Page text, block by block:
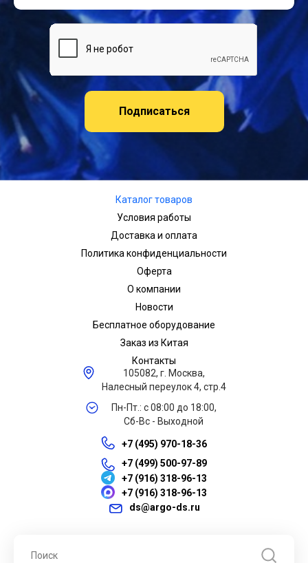
Подписаться
Каталог товаров
Условия работы
Доставка и оплата
Политика конфиденциальности
Оферта
О компании
Новости
Бесплатное оборудование
Заказ из Китая
Контакты
105082, г. Москва,
Налесный переулок 4, стр.4
Пн-Пт.: с 08:00 до 18:00,
Сб-Вс - Выходной
+7 (495) 970-18-36
+7 (499) 500-97-89
+7 (916) 318-96-13
+7 (916) 318-96-13
ds@argo-ds.ru